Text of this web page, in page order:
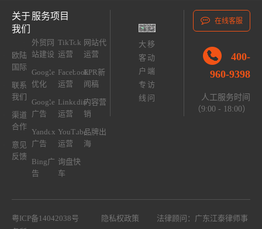
关于
我们
欧陆
国际
联系
我们
渠道
合作
意见
反馈
服务项目
外贸网
站建设
TikTok
运营
网站代
运营
Google
优化
Facebook
运营
EPR新
闻稿
Google
广告
Linkedin
运营
内容营
销
Yandex
广告
YouTube
运营
品牌出
海
Bing广
告
询盘快
车
大
客
户
专
线
移
动
端
访
问
在线客服
400-
960-9398
人工服务时间
（9:00 - 18:00）
粤ICP备14042038号 隐私权政策 法律顾问：广东江泰律师事